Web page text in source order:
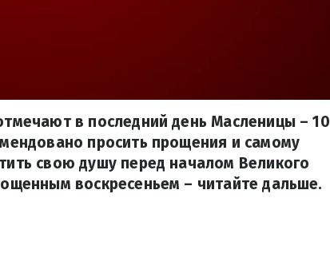
в последний день Масленицы – 10
просить прощения и самому
свою душу перед началом Великого
воскресеньем – читайте дальше.